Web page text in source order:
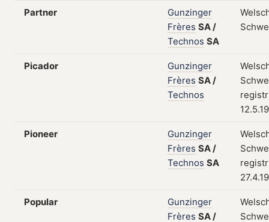
Partner
Gunzinger
Frères SA/
Technos SA
Picador
Gunzinger
Frères SA/
Technos
Pioneer
Gunzinger
Frères SA/
Technos SA
Popular
Gunzinger
Frères SA/